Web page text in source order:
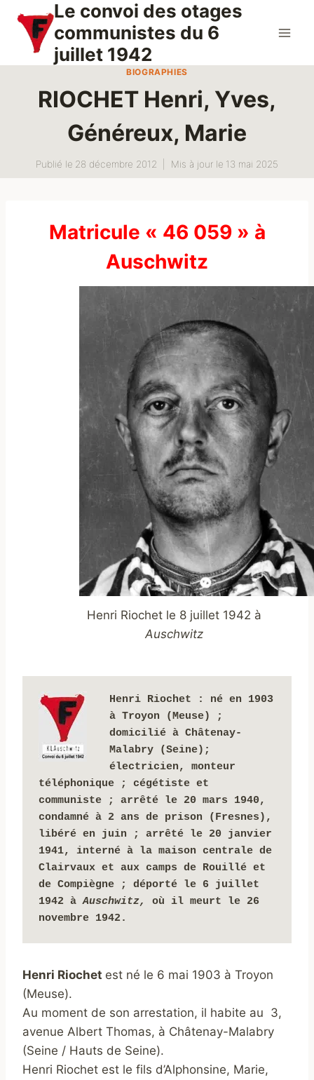
contenu
Le convoi des otages
communistes du 6
juillet 1942
BIOGRAPHIES
RIOCHET Henri, Yves,
Généreux, Marie
Publié le 28 décembre 2012 Mis à jour le 13 mai 2025
Matricule « 46 059 » à
Auschwitz
Henri Riochet le 8 juillet 1942 à
Auschwitz
Henri Riochet : né en 1903
à Troyon (Meuse) ;
domicilié à Châtenay-
Malabry (Seine);
électricien, monteur
téléphonique ; cégétiste et
communiste ; arrêté le 20 mars 1940,
condamné à 2 ans de prison (Fresnes),
libéré en juin ;
arrêté
le 20 janvier
1941, interné à la maison centrale de
Clairvaux et aux camps de Rouillé et
de Compiègne ;
déporté le 6 juillet
1942 à Auschwitz, où il meurt le 26
novembre 1942.
Henri Riochet est né le 6 mai 1903 à Troyon
(Meuse).
Au moment de son arrestation, il habite au 3,
avenue Albert Thomas, à Châtenay-Malabry
(Seine / Hauts de Seine).
Henri Riochet est le fils d’Alphonsine, Marie,